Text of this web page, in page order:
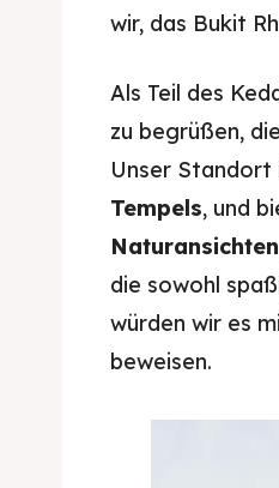
wir, das Bukit
Als Teil des
zu begrüßen,
Unser
Tempels, und
Naturansichten
die sowohl
würden wir es
beweisen.